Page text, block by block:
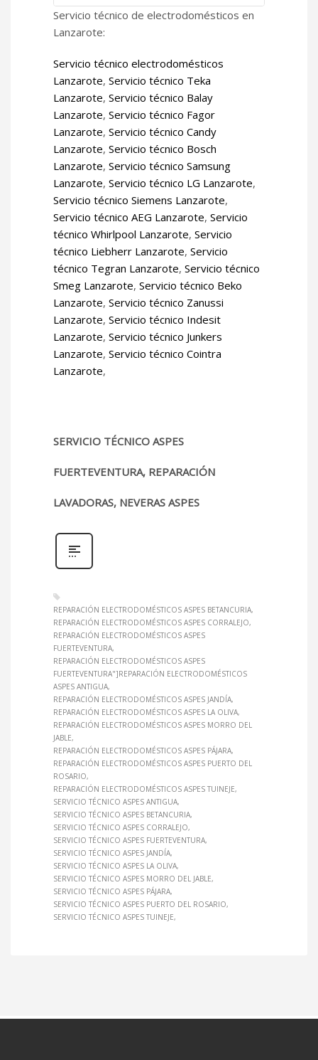
Servicio técnico de electrodomésticos en
Lanzarote:
Servicio técnico electrodomésticos
Lanzarote, Servicio técnico Teka
Lanzarote, Servicio técnico Balay
Lanzarote, Servicio técnico Fagor
Lanzarote, Servicio técnico Candy
Lanzarote, Servicio técnico Bosch
Lanzarote, Servicio técnico Samsung
Lanzarote, Servicio técnico LG Lanzarote,
Servicio técnico Siemens Lanzarote,
Servicio técnico AEG Lanzarote, Servicio
técnico Whirlpool Lanzarote, Servicio
técnico Liebherr Lanzarote, Servicio
técnico Tegran Lanzarote, Servicio técnico
Smeg Lanzarote, Servicio técnico Beko
Lanzarote, Servicio técnico Zanussi
Lanzarote, Servicio técnico Indesit
Lanzarote, Servicio técnico Junkers
Lanzarote, Servicio técnico Cointra
Lanzarote,
SERVICIO TÉCNICO ASPES
FUERTEVENTURA, REPARACIÓN
LAVADORAS, NEVERAS ASPES
REPARACIÓN ELECTRODOMÉSTICOS ASPES BETANCURIA
REPARACIÓN ELECTRODOMÉSTICOS ASPES CORRALEJO
REPARACIÓN ELECTRODOMÉSTICOS ASPES
FUERTEVENTURA
REPARACIÓN ELECTRODOMÉSTICOS ASPES
FUERTEVENTURA"]REPARACIÓN ELECTRODOMÉSTICOS
ASPES ANTIGUA
REPARACIÓN ELECTRODOMÉSTICOS ASPES JANDÍA
REPARACIÓN ELECTRODOMÉSTICOS ASPES LA OLIVA
REPARACIÓN ELECTRODOMÉSTICOS ASPES MORRO DEL
JABLE
REPARACIÓN ELECTRODOMÉSTICOS ASPES PÁJARA
REPARACIÓN ELECTRODOMÉSTICOS ASPES PUERTO DEL
ROSARIO
REPARACIÓN ELECTRODOMÉSTICOS ASPES TUINEJE
SERVICIO TÉCNICO ASPES ANTIGUA
SERVICIO TÉCNICO ASPES BETANCURIA
SERVICIO TÉCNICO ASPES CORRALEJO
SERVICIO TÉCNICO ASPES FUERTEVENTURA
SERVICIO TÉCNICO ASPES JANDÍA
SERVICIO TÉCNICO ASPES LA OLIVA
SERVICIO TÉCNICO ASPES MORRO DEL JABLE
SERVICIO TÉCNICO ASPES PÁJARA
SERVICIO TÉCNICO ASPES PUERTO DEL ROSARIO
SERVICIO TÉCNICO ASPES TUINEJE